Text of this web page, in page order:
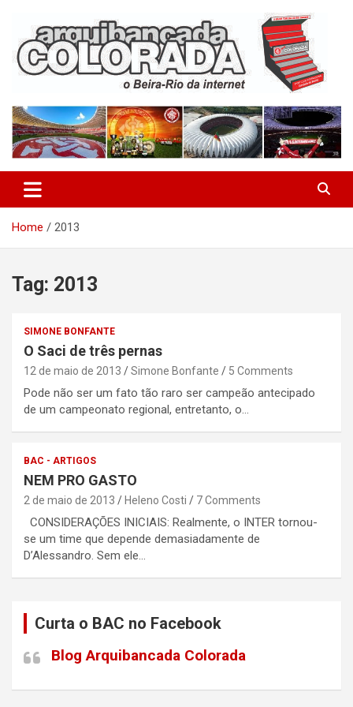
content
Arquibancada Colorada
Home 2013
Tag: 2013
SIMONE BONFANTE
O Saci de três pernas
12 de maio de 2013 Simone Bonfante 5 Comments
Pode não ser um fato tão raro ser campeão antecipado
de um campeonato regional, entretanto, o…
BAC - ARTIGOS
NEM PRO GASTO
2 de maio de 2013 Heleno Costi 7 Comments
CONSIDERAÇÕES INICIAIS: Realmente, o INTER tornou-
se um time que depende demasiadamente de
D’Alessandro. Sem ele…
Curta o BAC no Facebook
Blog Arquibancada Colorada